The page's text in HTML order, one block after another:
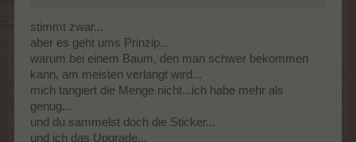
stimmt zwar...
aber es geht ums Prinzip...
warum bei einem Baum, den man schwer bekommen
kann, am meisten verlangt wird...
mich tangiert die Menge nicht...ich habe mehr als
genug...
und du sammelst doch die Sticker...
und ich das Upgrade...